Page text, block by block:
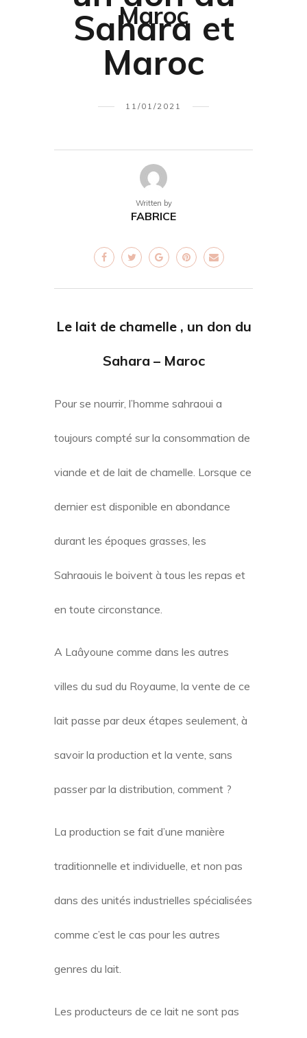
Maroc
Sahara et
Maroc
11/01/2021
Written by
FABRICE
Le lait de chamelle , un don du
Sahara – Maroc
Pour se nourrir, l’homme sahraoui a
toujours compté sur la consommation de
viande et de lait de chamelle. Lorsque ce
dernier est disponible en abondance
durant les époques grasses, les
Sahraouis le boivent à tous les repas et
en toute circonstance.
A Laâyoune comme dans les autres
villes du sud du Royaume, la vente de ce
lait passe par deux étapes seulement, à
savoir la production et la vente, sans
passer par la distribution, comment ?
La production se fait d’une manière
traditionnelle et individuelle, et non pas
dans des unités industrielles spécialisées
comme c’est le cas pour les autres
genres du lait.
Les producteurs de ce lait ne sont pas